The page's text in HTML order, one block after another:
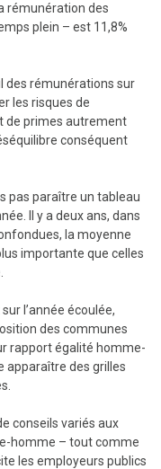
rémunération des
plein – est 11,8%
des rémunérations sur
les risques de
de primes autrement
conséquent
pas paraître un tableau
Il y a deux ans, dans
la moyenne
importante que celles
l’année écoulée,
des communes
rapport égalité homme-
apparaître des grilles
conseils variés aux
homme – tout comme
les employeurs publics